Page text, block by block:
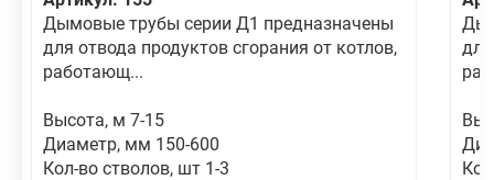
Дымовые трубы серии Д1 предназначены
для отвода продуктов сгорания от котлов,
работающ...
Высота, м 7-15
Диаметр, мм 150-600
Кол-во стволов, шт 1-3